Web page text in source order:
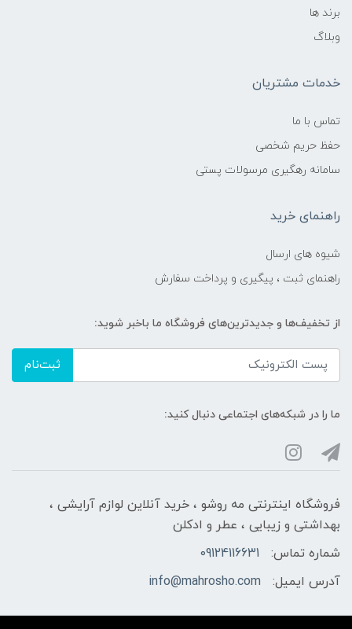
برند ها
وبلاگ
خدمات مشتریان
تماس با ما
حفظ حریم شخصی
سامانه رهگیری مرسولات پستی
راهنمای خرید
شیوه های ارسال
راهنمای ثبت ، پیگیری و پرداخت سفارش
از تخفیف‌ها و جدیدترین‌های فروشگاه ما باخبر شوید:
ثبت‌نام
ما را در شبکه‌های اجتماعی دنبال کنید:
فروشگاه اینترنتی مه‌ رو‌شو ، خرید آنلاین لوازم آرایشی ،
بهداشتی و زیبایی ، عطر و ادکلن
شماره تماس:
09124116631
آدرس ایمیل:
info@mahrosho.com